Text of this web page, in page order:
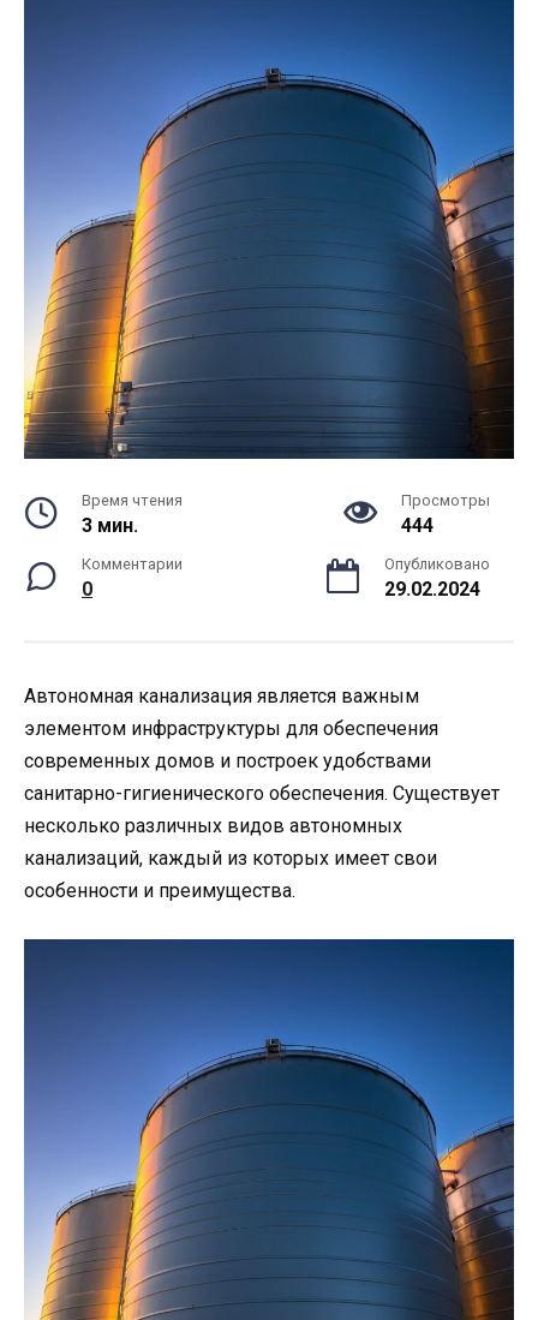
Время чтения
3 мин.
Просмотры
444
Комментарии
0
Опубликовано
29.02.2024
Автономная канализация является важным
элементом инфраструктуры для обеспечения
современных домов и построек удобствами
санитарно-гигиенического обеспечения. Существует
несколько различных видов автономных
канализаций, каждый из которых имеет свои
особенности и преимущества.